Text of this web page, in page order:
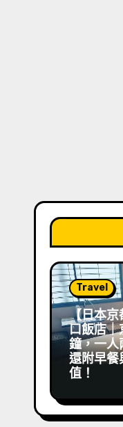
Travel
【日本京
口飯店｜
鐘，一人
還附早餐
值！